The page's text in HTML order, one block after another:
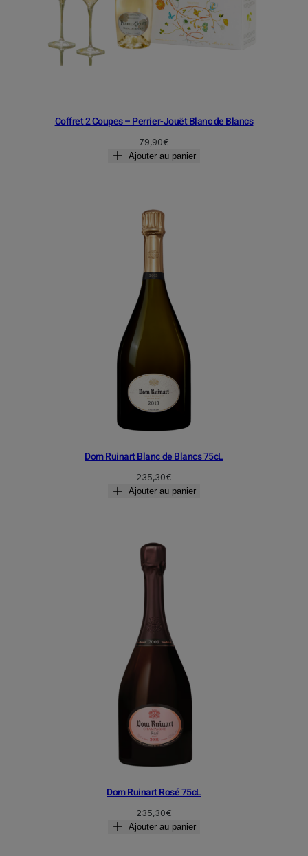
Coffret 2 Coupes – Perrier-Jouët Blanc de Blancs
79,90€
Ajouter au panier
Dom Ruinart Blanc de Blancs 75cL
235,30€
Ajouter au panier
Dom Ruinart Rosé 75cL
235,30€
Ajouter au panier